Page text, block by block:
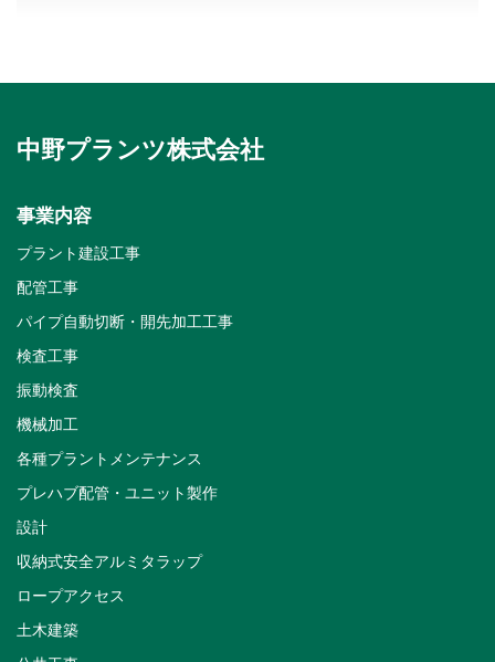
中野プランツ株式会社
事業内容
プラント建設工事
配管工事
パイプ自動切断・開先加工工事
検査工事
振動検査
機械加工
各種プラントメンテナンス
プレハブ配管・ユニット製作
設計
収納式安全アルミタラップ
ロープアクセス
土木建築